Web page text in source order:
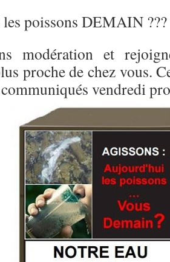
poissons DEMAIN ???
modération et
proche de chez vous.
vendredi